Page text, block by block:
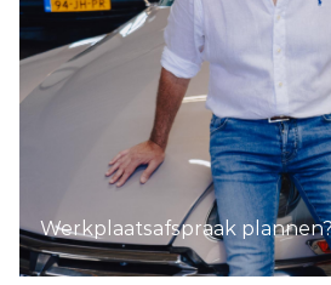
Werkplaatsafspraak